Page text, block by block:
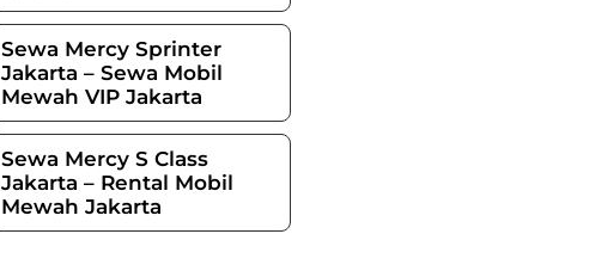
Sewa Mercy Sprinter
Jakarta – Sewa Mobil
Mewah VIP Jakarta
Sewa Mercy S Class
Jakarta – Rental Mobil
Mewah Jakarta